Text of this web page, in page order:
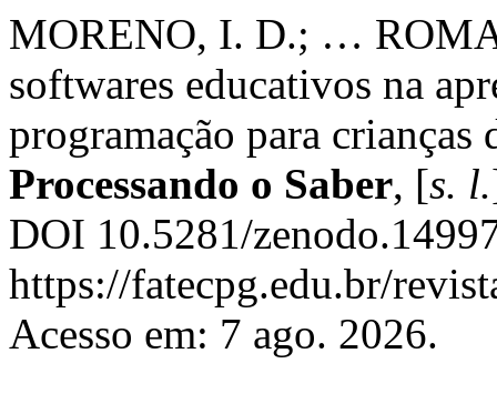
MORENO, I. D.; …
softwares educativos na
programação para
Processando o Saber, [s. l.
DOI 10.5281/
https://fatecpg.edu.br/
Acesso em: 7 ago. 2026.